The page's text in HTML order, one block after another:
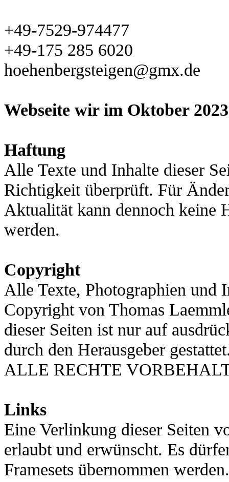
+49-7529-974477
+49-175 285 6020
hoehenbergsteigen@gmx.de
Webseite wir im Oktober
Haftung
Alle Texte und Inhalte dieser
Richtigkeit überprüft. Für
Aktualität kann dennoch keine
werden.
Copyright
Alle Texte, Photographien und
Copyright von Thomas
dieser Seiten ist nur auf
durch den Herausgeber
ALLE RECHTE
Links
Eine Verlinkung dieser Seiten
erlaubt und erwünscht. Es
Framesets übernommen